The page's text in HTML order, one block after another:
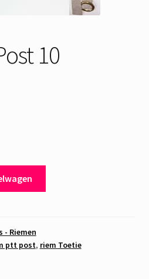
10
- Riemen
ptt post, riem Toetie